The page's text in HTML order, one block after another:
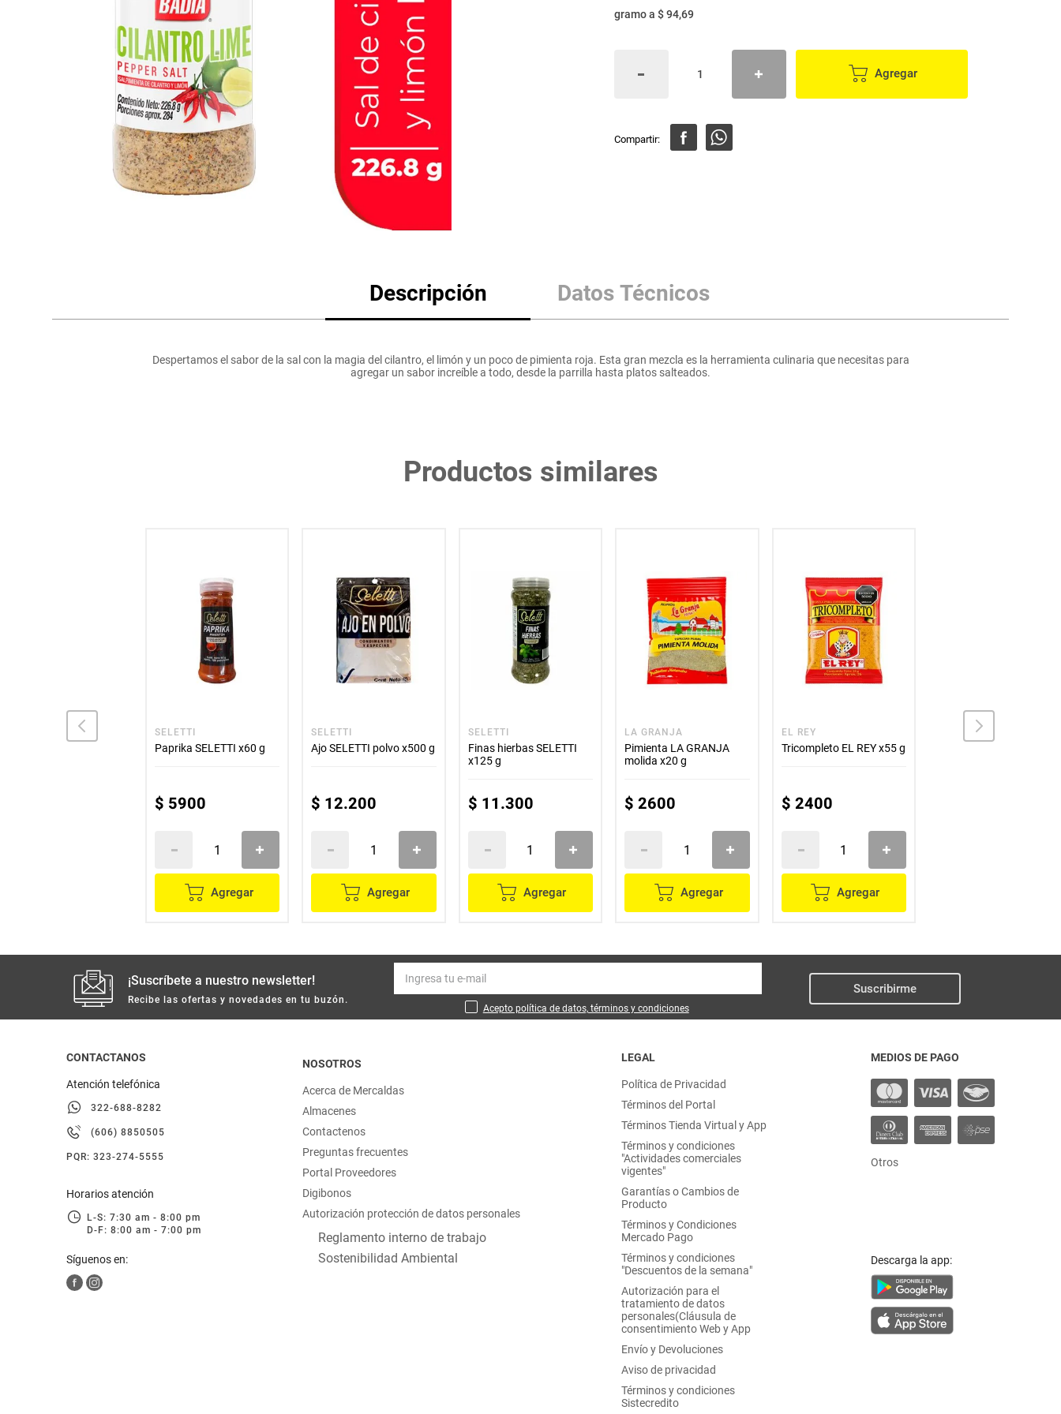
lácteos y refrigerados
vinos y licores
cuidado del bebé
mascotas
otros
gramoa $ 94,69
Agregar
Descripción Datos Técnicos
Despertamos el sabor de la sal con la magia del cilantro, el limón y un poco de pimienta roja. Esta gran mezcla es la herramienta culinaria que necesitas para
agregar un sabor increíble a todo, desde la parrilla hasta platos salteados.
Productos similares
SELETTI
Paprika SELETTI x60 g
$ 5900
Agregar
SELETTI
Ajo SELETTI polvo x500 g
$ 12.200
Agregar
SELETTI
Finas hierbas SELETTI
x125 g
$ 11.300
Agregar
LA GRANJA
Pimienta LA GRANJA
molida x20 g
$ 2600
Agregar
EL REY
Tricompleto EL REY x55 g
$ 2400
Agregar
¡Suscríbete a nuestro newsletter!
Recibe las ofertas y novedades en tu buzón.
Acepto política de datos, términos y condiciones
Suscribirme
CONTACTANOS
Atención telefónica
322-688-8282
(606) 8850505
PQR: 323-274-5555
Horarios atención
L-S: 7:30 am - 8:00 pm
D-F: 8:00 am - 7:00 pm
Síguenos en:
NOSOTROS
Acerca de Mercaldas
Almacenes
Contactenos
Preguntas frecuentes
Portal Proveedores
Digibonos
Autorización protección de datos personales
Reglamento interno de trabajo
Sostenibilidad Ambiental
LEGAL
Política de Privacidad
Términos del Portal
Términos Tienda Virtual y App
Términos y condiciones
"Actividades comerciales
vigentes"
Garantías o Cambios de
Producto
Términos y Condiciones
Mercado Pago
Términos y condiciones
"Descuentos de la semana"
Autorización para el
tratamiento de datos
personales(Cláusula de
consentimiento Web y App
Envío y Devoluciones
Aviso de privacidad
Términos y condiciones
Sistecredito
MEDIOS DE PAGO
Otros
Descarga la app: